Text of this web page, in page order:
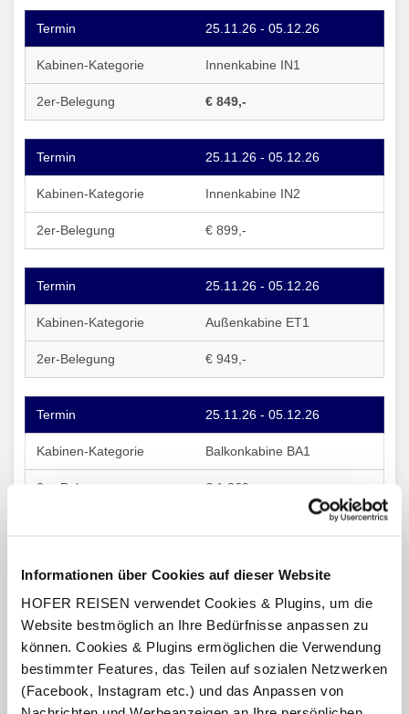
Informationen über Cookies auf dieser Website
HOFER REISEN verwendet Cookies & Plugins, um die
Website bestmöglich an Ihre Bedürfnisse anpassen zu
können. Cookies & Plugins ermöglichen die Verwendung
bestimmter Features, das Teilen auf sozialen Netzwerken
(Facebook, Instagram etc.) und das Anpassen von
25.11.26 - 05.12.26
Innenkabine IN1
€ 849,-
25.11.26 - 05.12.26
Innenkabine IN2
€ 899,-
25.11.26 - 05.12.26
Außenkabine ET1
€ 949,-
25.11.26 - 05.12.26
Balkonkabine BA1
€ 1.269,-
Balkonkabine BA2
Alle Preise pro Person und Aufenthalt